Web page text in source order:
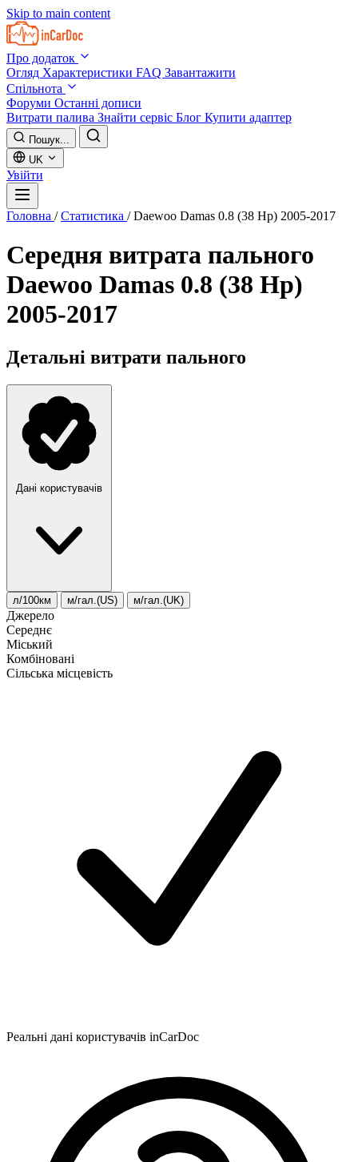
Skip to main content
Про додаток
Огляд Характеристики FAQ Завантажити
Спільнота
Форуми Останні дописи
Витрати палива Знайти сервіс Блог Купити адаптер
Пошук...
UK
Увійти
Головна / Статистика / Daewoo Damas 0.8 (38 Hp) 2005-2017
Середня витрата пального
Daewoo Damas 0.8 (38 Hp)
2005-2017
Детальні витрати пального
Дані користувачів
л/100км м/гал.(US) м/гал.(UK)
Джерело
Середнє
Міський
Комбіновані
Сільська місцевість
Реальні дані користувачів inCarDoc